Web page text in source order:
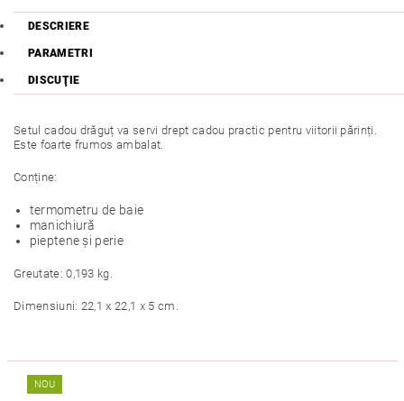
DESCRIERE
PARAMETRI
DISCUŢIE
Setul cadou drăguț va servi drept cadou practic pentru viitorii părinți.
Este foarte frumos ambalat.
Conține:
termometru de baie
manichiură
pieptene și perie
Greutate: 0,193 kg.
Dimensiuni: 22,1 x 22,1 x 5 cm.
NOU